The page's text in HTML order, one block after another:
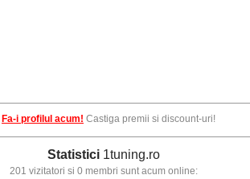
Fa-i profilul acum! Castiga premii si discount-uri!
Statistici 1tuning.ro
201 vizitatori si 0 membri sunt acum online: